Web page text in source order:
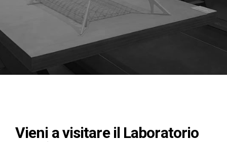
Vieni a visitare il Laboratorio